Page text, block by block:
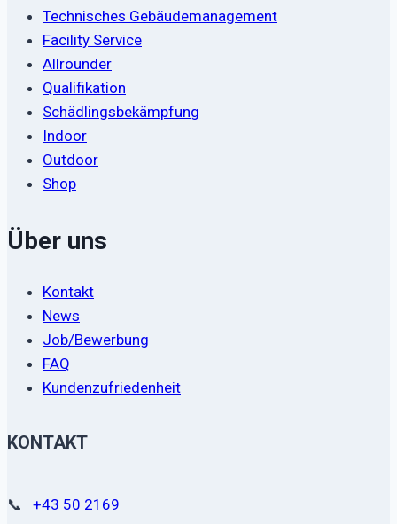
Technisches Gebäudemanagement
Facility Service
Allrounder
Qualifikation
Schädlingsbekämpfung
Indoor
Outdoor
Shop
Über uns
Kontakt
News
Job/Bewerbung
FAQ
Kundenzufriedenheit
KONTAKT
📞
+43 50 2169